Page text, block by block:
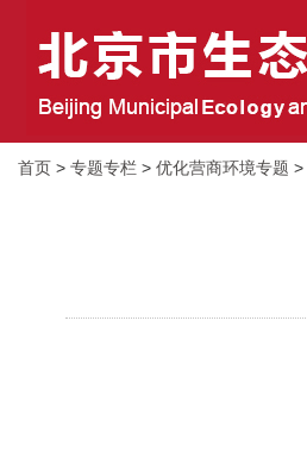
首页 > 专题专栏 > 优化营商环境专题 >